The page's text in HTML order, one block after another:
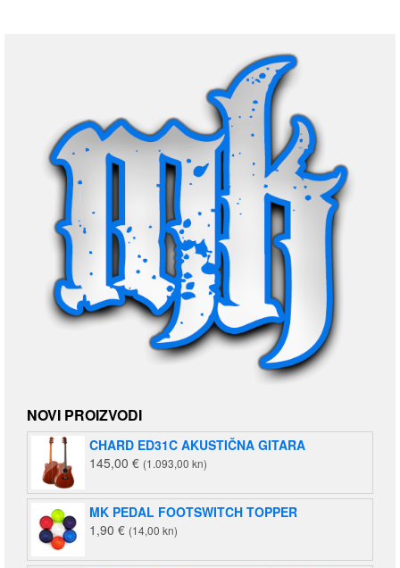
NOVI PROIZVODI
CHARD ED31C AKUSTIČNA GITARA
145,00 € (1.093,00 kn)
MK PEDAL FOOTSWITCH TOPPER
1,90 € (14,00 kn)